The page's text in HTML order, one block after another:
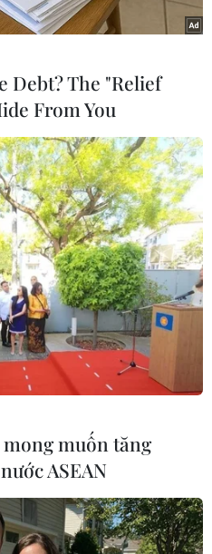
nay (21/6)./.
cổ đông
#Cổ đông
Debt? The "Relief
From You
mong muốn tăng
ASEAN